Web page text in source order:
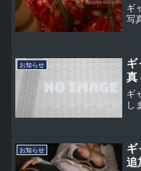
ギ
写
お知らせ
真
ギ
し
お知らせ
ギ
追